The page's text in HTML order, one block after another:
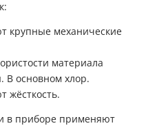
крупные механические
материала
В основном хлор.
жёсткость.
в приборе применяют